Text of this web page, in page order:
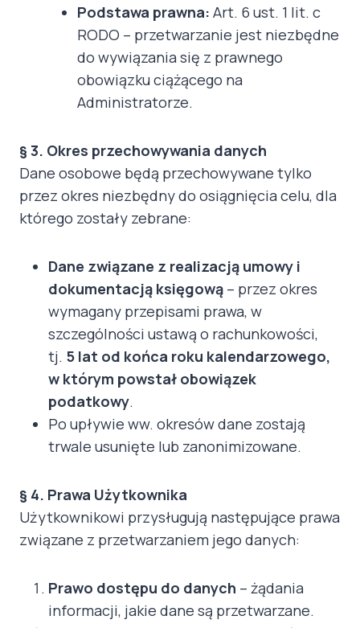
Podstawa prawna: Art. 6 ust. 1 lit. c
RODO – przetwarzanie jest niezbędne
do wywiązania się z prawnego
obowiązku ciążącego na
Administratorze.
§ 3. Okres przechowywania danych
Dane osobowe będą przechowywane tylko
przez okres niezbędny do osiągnięcia celu, dla
którego zostały zebrane:
Dane związane z realizacją umowy i
dokumentacją księgową – przez okres
wymagany przepisami prawa, w
szczególności ustawą o rachunkowości,
tj. 5 lat od końca roku kalendarzowego,
w którym powstał obowiązek
podatkowy.
Po upływie ww. okresów dane zostają
trwale usunięte lub zanonimizowane.
§ 4. Prawa Użytkownika
Użytkownikowi przysługują następujące prawa
związane z przetwarzaniem jego danych:
Prawo dostępu do danych – żądania
informacji, jakie dane są przetwarzane.